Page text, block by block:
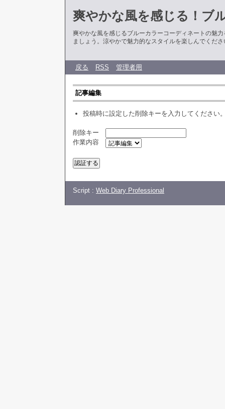
爽やかな風を感じる！ブ
爽やかな風を感じるブルーカラーコーディネートの魅
ましょう。涼やかで魅力的なスタイルを楽しんでくださ
戻る RSS 管理者用
記事編集
投稿時に設定した削除キーを入力してください
削除キー
作業内容
Script : Web Diary Professional